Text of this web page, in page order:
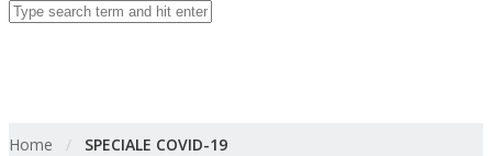
Home / SPECIALE COVID-19